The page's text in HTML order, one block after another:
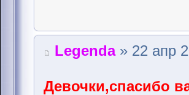
Legenda» 22 апр
Девочки,спасибо